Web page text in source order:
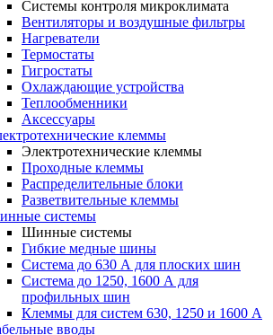
Системы контроля микроклимата
Вентиляторы и воздушные фильтры
Нагреватели
Термостаты
Гигростаты
Охлаждающие устройства
Теплообменники
Аксессуары
клеммы
Электротехнические клеммы
Проходные клеммы
Распределительные блоки
Разветвительные клеммы
системы
Шинные системы
Гибкие медные шины
Система до 630 А для плоских шин
Система до 1250, 1600 А для
профильных шин
Клеммы для систем 630, 1250 и 1600 А
вводы